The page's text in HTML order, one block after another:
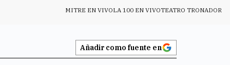
MITRE EN VIVOLA 100 EN VIVOTEATRO TRONADOR
Añadir como fuente en